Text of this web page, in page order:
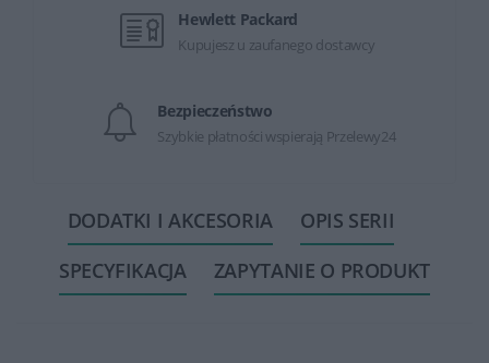
Hewlett Packard
Kupujesz u zaufanego dostawcy
Bezpieczeństwo
Szybkie płatności wspierają Przelewy24
DODATKI I AKCESORIA
OPIS SERII
SPECYFIKACJA
ZAPYTANIE O PRODUKT